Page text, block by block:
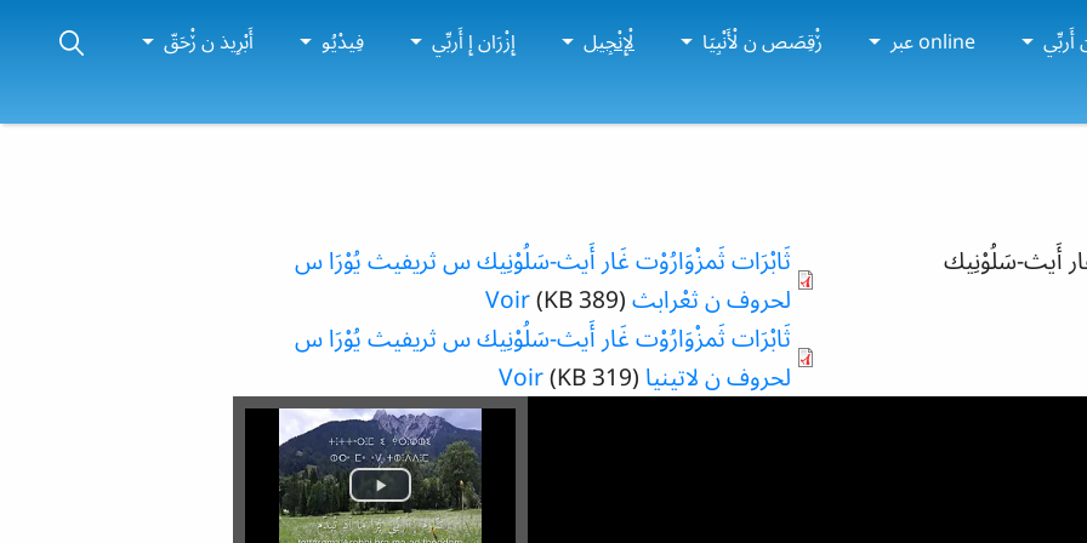
أَربِّي online عبر ڒْقِصَص ن لْأَنْبِيَا لْإِنْجِيل إِزْرَان إِ أَربِّي فِيدْيُو أَبْرِيذ ن ڒْحَقّ
أَيث-سَلُوْنِيك
ثَابْرَات ثَمزْوَارُوْت غَار أَيث-سَلُوْنِيك س ثريفيث يُوْرَا س
لحروف ن ثعْرابث (389 KB)
Voir
ثَابْرَات ثَمزْوَارُوْت غَار أَيث-سَلُوْنِيك س ثريفيث يُوْرَا س
لحروف ن لاتينيا (319 KB)
Voir